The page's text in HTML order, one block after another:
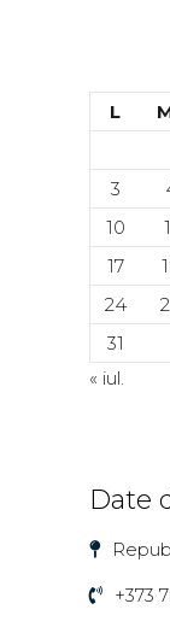
L
3
10
17
24
31
« iul.
Date
+373